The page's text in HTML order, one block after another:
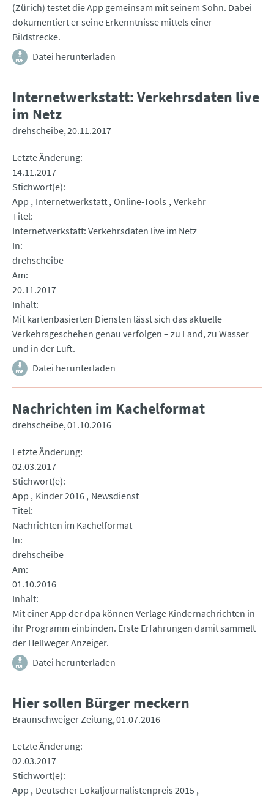
(Zürich) testet die App gemeinsam mit seinem Sohn. Dabei
dokumentiert er seine Erkenntnisse mittels einer
Bildstrecke.
Datei herunterladen
Internetwerkstatt: Verkehrsdaten live
im Netz
drehscheibe 20.11.2017
Letzte Änderung
14.11.2017
Stichwort(e)
App
Internetwerkstatt Online-Tools
Verkehr
Titel
Internetwerkstatt: Verkehrsdaten live im Netz
In
drehscheibe
Am
20.11.2017
Inhalt
Mit kartenbasierten Diensten lässt sich das aktuelle
Verkehrsgeschehen genau verfolgen – zu Land, zu Wasser
und in der Luft.
Datei herunterladen
Nachrichten im Kachelformat
drehscheibe 01.10.2016
Letzte Änderung
02.03.2017
Stichwort(e)
App
Kinder 2016 Newsdienst
Titel
Nachrichten im Kachelformat
In
drehscheibe
Am
01.10.2016
Inhalt
Mit einer App der dpa können Verlage Kindernachrichten in
ihr Programm einbinden. Erste Erfahrungen damit sammelt
der Hellweger Anzeiger.
Datei herunterladen
Hier sollen Bürger meckern
Braunschweiger Zeitung 01.07.2016
Letzte Änderung
02.03.2017
Stichwort(e)
App
Deutscher Lokaljournalistenpreis 2015